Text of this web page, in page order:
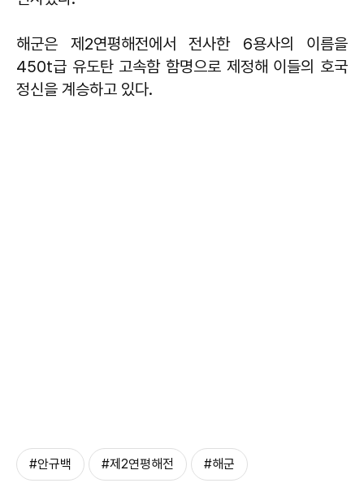
해군은 제2연평해전에서 전사한 6용사의 이름을
450t급 유도탄 고속함 함명으로 제정해 이들의 호국
정신을 계승하고 있다.
#안규백 #제2연평해전 #해군